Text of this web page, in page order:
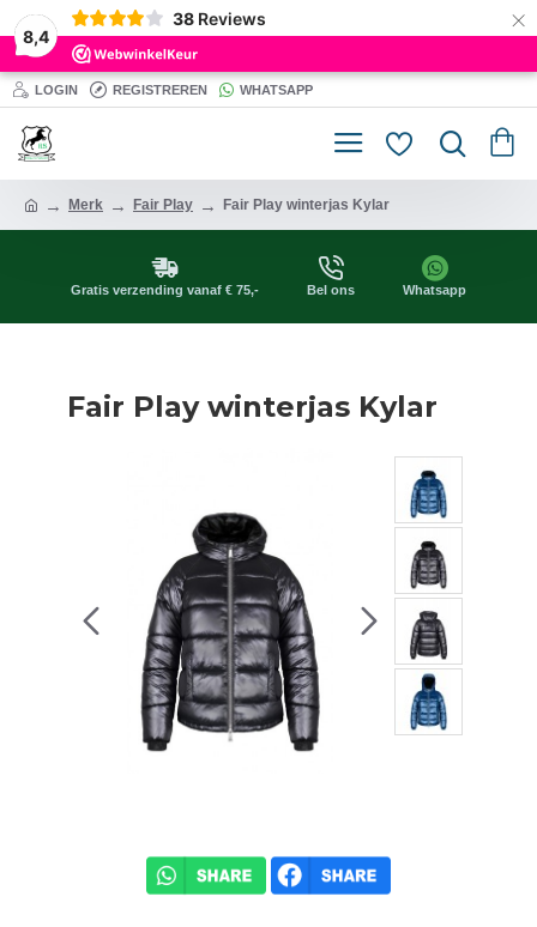
8,4
38 Reviews ×
LOGIN REGISTREREN WHATSAPP
Merk Fair Play Fair Play winterjas Kylar
Gratis verzending vanaf € 75,- Bel ons Whatsapp
Fair Play winterjas Kylar